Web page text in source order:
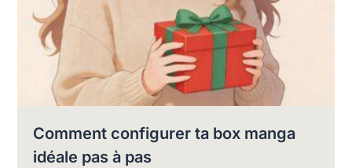
Comment configurer ta box manga
idéale pas à pas